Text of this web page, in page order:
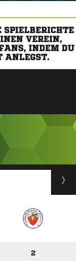
SPIELBERICHTE
VEREIN,
INDEM DU
ANLEGST.
2